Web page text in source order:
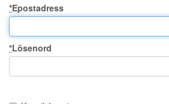
*Epostadress
*Lösenord